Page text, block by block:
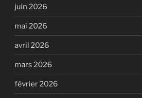
juin 2026
mai 2026
avril 2026
mars 2026
février 2026